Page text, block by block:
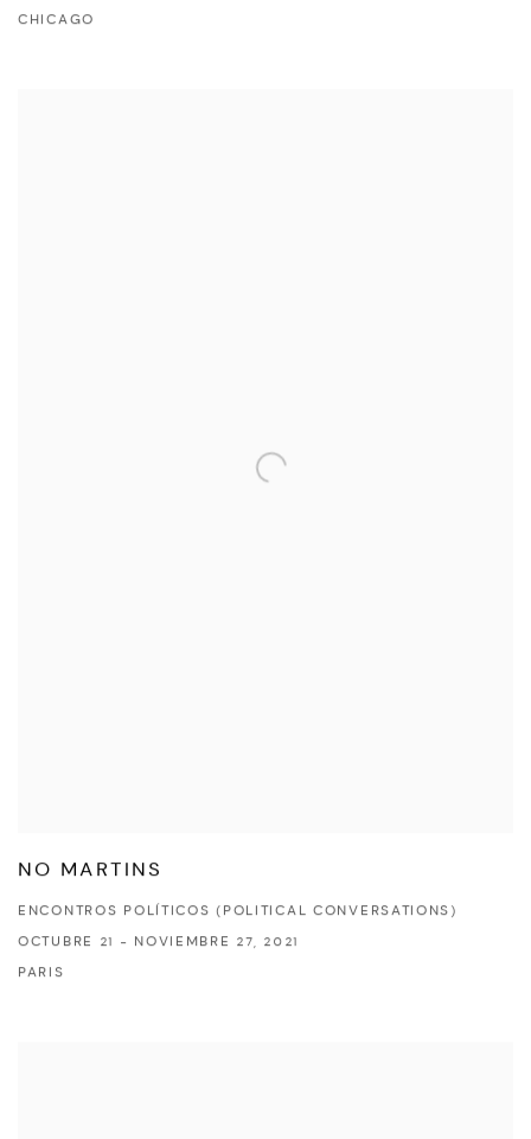
CHICAGO
NO MARTINS
ENCONTROS POLÍTICOS (POLITICAL CONVERSATIONS)
OCTUBRE 21 - NOVIEMBRE 27, 2021
PARIS